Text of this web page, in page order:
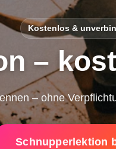
Kostenlos &
–
– ohne
Schnupperlektion